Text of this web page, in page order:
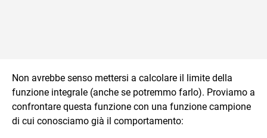
Non avrebbe senso mettersi a calcolare il limite della
funzione integrale (anche se potremmo farlo). Proviamo a
confrontare questa funzione con una funzione campione
di cui conosciamo già il comportamento: